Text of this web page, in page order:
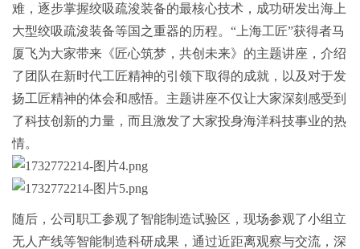
难，逐步掌握绞吸疏浚装备的最核心技术，成功研发出海上
大型绞吸疏浚装备等国之重器的历程。 “上海工匠”获得者马
厦飞为大家带来《匠心筑梦，共创未来》的主题讲座，介绍
了团队在新时代工匠精神的引领下取得的成就，以及对于发
扬工匠精神的体会和感悟。主题讲座不仅让大家深刻感受到
了科技创新的力量， 而且 激发了大家投身海洋科技事业的热
情。
随后，公司职工参观了智能制造试验区， 现场参观了小组立
无人产线等智能制造科研成果， 通过近距离观察与交流，深